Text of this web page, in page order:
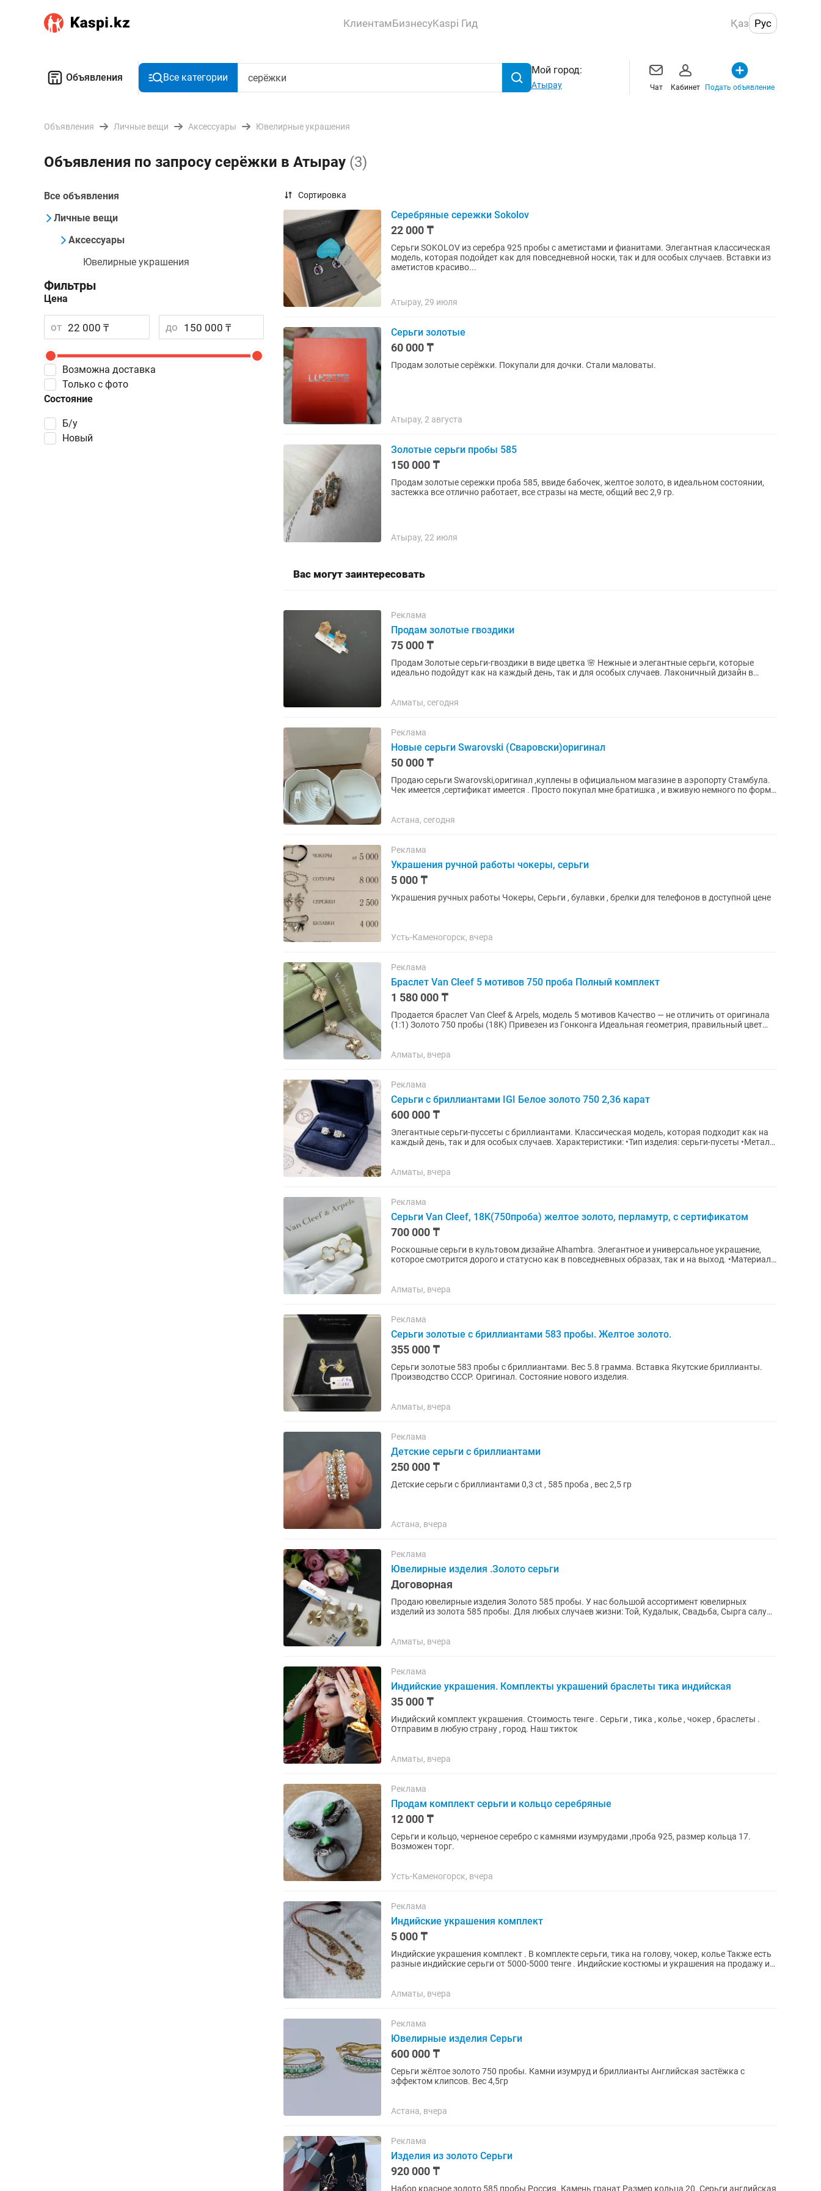
КлиентамБизнесуKaspi Гид Қаз Рус
Объявления Все категории
Мой город:
Атырау Чат Кабинет Подать объявление
Объявления Личные вещи Аксессуары Ювелирные украшения
Объявления по запросу серёжки в Атырау (3)
Все объявления
Личные вещи
Аксессуары
Ювелирные украшения
Фильтры
Цена
от до
Возможна доставка
Состояние
Б/у
Новый
Только с фото
Сортировка
Серебряные сережки Sokolov
22 000 ₸
Серьги SOKOLOV из серебра 925 пробы с аметистами и фианитами. Элегантная классическая
модель, которая подойдет как для повседневной носки, так и для особых случаев. Вставки из
аметистов красиво...
Атырау, 29 июля
Серьги золотые
60 000 ₸
Продам золотые серёжки. Покупали для дочки. Стали маловаты.
Атырау, 2 августа
Золотые серьги пробы 585
150 000 ₸
Продам золотые сережки проба 585, ввиде бабочек, желтое золото, в идеальном состоянии,
застежка все отлично работает, все стразы на месте, общий вес 2,9 гр.
Атырау, 22 июля
Вас могут заинтересовать
Реклама
Продам золотые гвоздики
75 000 ₸
Продам Золотые серьги-гвоздики в виде цветка 🌸 Нежные и элегантные серьги, которые
идеально подойдут как на каждый день, так и для особых случаев. Лаконичный дизайн в
Алматы, сегодня
Реклама
Новые серьги Swarovski (Сваровски)оригинал
50 000 ₸
Продаю серьги Swarovski,оригинал ,куплены в официальном магазине в аэропорту Стамбула.
Чек имеется ,сертификат имеется . Просто покупал мне братишка , и вживую немного по форме
Астана, сегодня
Реклама
Украшения ручной работы чокеры, серьги
5 000 ₸
Украшения ручных работы Чокеры, Серьги , булавки , брелки для телефонов в доступной цене
Усть-Каменогорск, вчера
Реклама
Браслет Van Cleef 5 мотивов 750 проба Полный комплект
1 580 000 ₸
Продается браслет Van Cleef & Arpels, модель 5 мотивов Качество — не отличить от оригинала
(1:1) Золото 750 пробы (18K) Привезен из Гонконга Идеальная геометрия, правильный цвет
Алматы, вчера
Реклама
Серьги с бриллиантами IGI Белое золото 750 2,36 карат
600 000 ₸
Элегантные серьги-пуссеты с бриллиантами. Классическая модель, которая подходит как на
каждый день, так и для особых случаев. Характеристики: •Тип изделия: серьги-пусеты •Металл:
Алматы, вчера
Реклама
Серьги Van Cleef, 18K(750проба) желтое золото, перламутр, с сертификатом
700 000 ₸
Роскошные серьги в культовом дизайне Alhambra. Элегантное и универсальное украшение,
которое смотрится дорого и статусно как в повседневных образах, так и на выход. •Материал:
Алматы, вчера
Реклама
Серьги золотые с бриллиантами 583 пробы. Желтое золото.
355 000 ₸
Серьги золотые 583 пробы с бриллиантами. Вес 5.8 грамма. Вставка Якутские бриллианты.
Производство СССР. Оригинал. Состояние нового изделия.
Алматы, вчера
Реклама
Детские серьги с бриллиантами
250 000 ₸
Детские серьги с бриллиантами 0,3 ct , 585 проба , вес 2,5 гр
Астана, вчера
Реклама
Ювелирные изделия .Золото серьги
Договорная
Продаю ювелирные изделия Золото 585 пробы. У нас большой ассортимент ювелирных
изделий из золота 585 пробы. Для любых случаев жизни: Той, Кудалык, Свадьба, Сырга салу
Алматы, вчера
Реклама
Индийские украшения. Комплекты украшений браслеты тика индийская
35 000 ₸
Индийский комплект украшения. Стоимость тенге . Серьги , тика , колье , чокер , браслеты .
Отправим в любую страну , город. Наш тикток
Алматы, вчера
Реклама
Продам комплект серьги и кольцо серебряные
12 000 ₸
Серьги и кольцо, черненое серебро с камнями изумрудами ,проба 925, размер кольца 17.
Возможен торг.
Усть-Каменогорск, вчера
Реклама
Индийские украшения комплект
5 000 ₸
Индийские украшения комплект . В комплекте серьги, тика на голову, чокер, колье Также есть
разные индийские серьги от 5000-5000 тенге . Индийские костюмы и украшения на продажу и
Алматы, вчера
Реклама
Ювелирные изделия Серьги
600 000 ₸
Серьги жёлтое золото 750 пробы. Камни изумруд и бриллианты Английская застёжка с
эффектом клипсов. Вес 4,5гр
Астана, вчера
Реклама
Изделия из золото Серьги
920 000 ₸
Набор красное золото 585 пробы Россия. Камень гранат Размер кольца 20. Серьги английская